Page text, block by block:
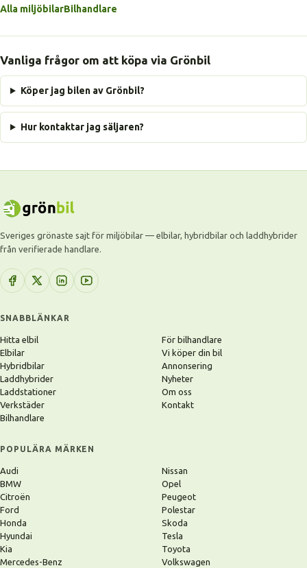
Alla miljöbilarBilhandlare
Vanliga frågor om att köpa via Grönbil
Köper jag bilen av Grönbil?
Hur kontaktar jag säljaren?
Sveriges grönaste sajt för miljöbilar — elbilar, hybridbilar och laddhybrider
från verifierade handlare.
SNABBLÄNKAR
Hitta elbil
Elbilar
Hybridbilar
Laddhybrider
Laddstationer
Verkstäder
Bilhandlare
För bilhandlare
Vi köper din bil
Annonsering
Nyheter
Om oss
Kontakt
POPULÄRA MÄRKEN
Audi
BMW
Citroën
Ford
Honda
Hyundai
Kia
Mercedes-Benz
Nissan
Opel
Peugeot
Polestar
Skoda
Tesla
Toyota
Volkswagen